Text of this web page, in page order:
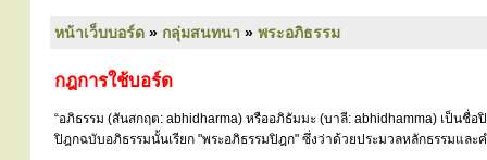
หน้าเว็บบอร์ด » กลุ่มสนทนา » พระอภิธรรม
กฎการใช้บอร์ด
“อภิธรรม (สันสกฤต: abhidharma) หรืออภิธัมมะ (บาลี: abhidhamma) เป็น
ปิฎกฉบับอภิธรรมนั้นเรียก "พระอภิธรรมปิฎก" ซึ่งว่าด้วยประมวลหลักธรรมแล